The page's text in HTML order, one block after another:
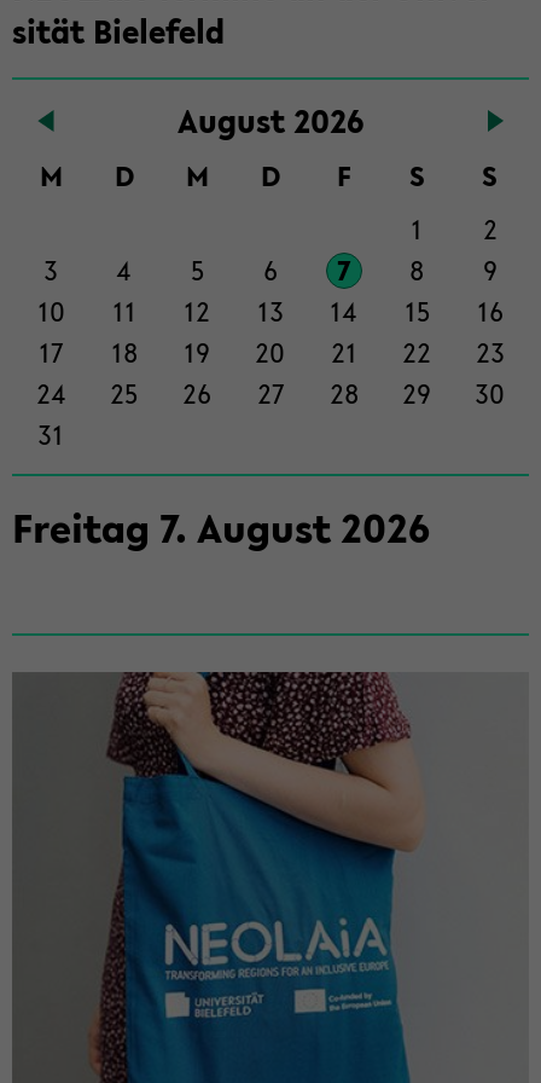
in­
halt
der
wech­
si­tät Bie­le­feld
Au­gust 2026
M D M D F S
S
1
2
3
4 5 6 7 8
9
10
11 12 13 14 15
16
17
18 19 20 21 22
23
24
25 26 27 28 29
30
31
Frei­tag 7. Au­gust2026